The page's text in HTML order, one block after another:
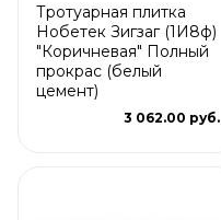
Тротуарная плитка
Нобетек Зигзаг (1И8ф)
"Коричневая" Полный
прокрас (белый
цемент)
3 062.00 руб.